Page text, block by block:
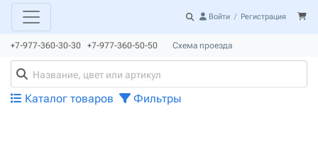
Войти / Регистрация
+7-977-360-30-30 +7-977-360-50-50 Схема проезда
Каталог товаров Фильтры